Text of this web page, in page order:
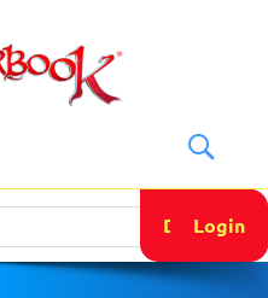
DONATE
Login